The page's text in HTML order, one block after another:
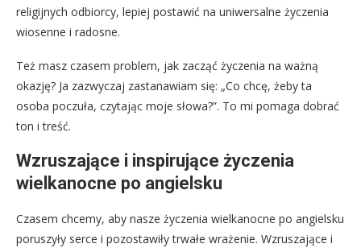
religijnych odbiorcy, lepiej postawić na uniwersalne życzenia
wiosenne i radosne.
Też masz czasem problem, jak zacząć życzenia na ważną
okazję? Ja zazwyczaj zastanawiam się: „Co chcę, żeby ta
osoba poczuła, czytając moje słowa?”. To mi pomaga dobrać
ton i treść.
Wzruszające i inspirujące życzenia
wielkanocne po angielsku
Czasem chcemy, aby nasze życzenia wielkanocne po angielsku
poruszyły serce i pozostawiły trwałe wrażenie. Wzruszające i